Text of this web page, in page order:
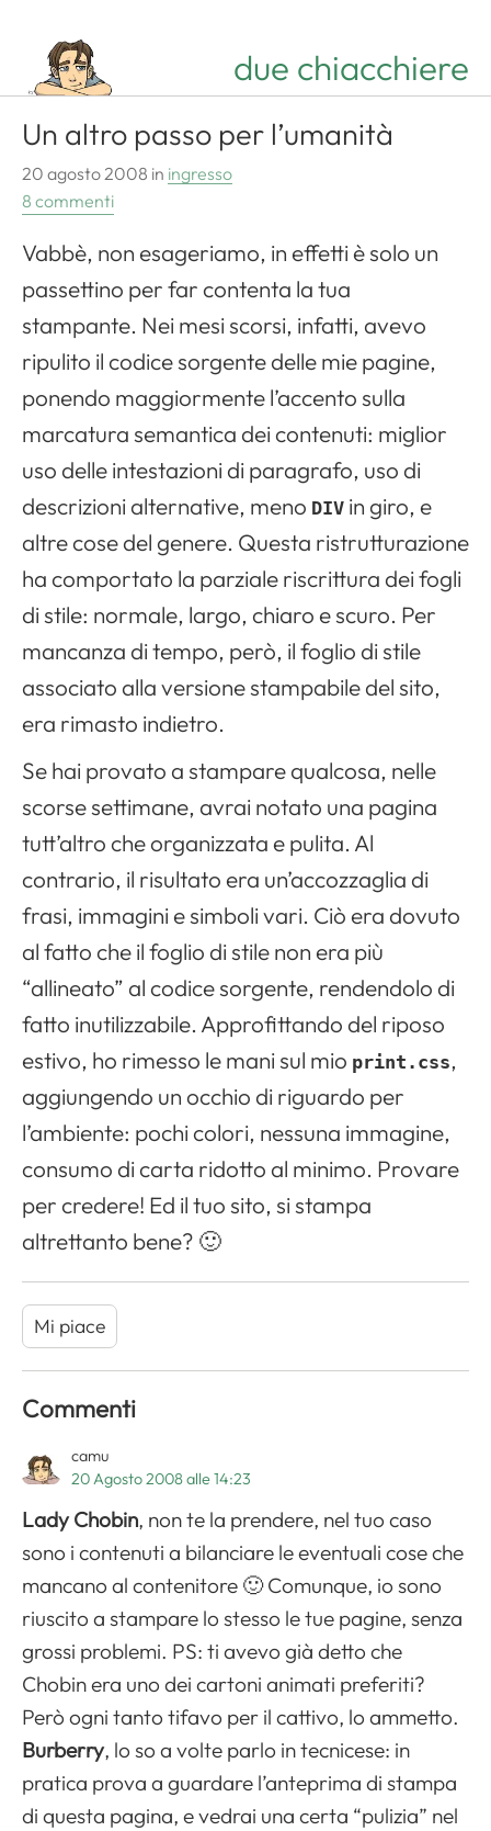
due chiacchiere
Un altro passo per l’umanità
20 agosto 2008 in ingresso
8 commenti
Vabbè, non esageriamo, in effetti è solo un
passettino per far contenta la tua
stampante. Nei mesi scorsi, infatti, avevo
ripulito il codice sorgente delle mie pagine,
ponendo maggiormente l’accento sulla
marcatura semantica dei contenuti: miglior
uso delle intestazioni di paragrafo, uso di
descrizioni alternative, meno DIV in giro, e
altre cose del genere. Questa ristrutturazione
ha comportato la parziale riscrittura dei fogli
di stile: normale, largo, chiaro e scuro. Per
mancanza di tempo, però, il foglio di stile
associato alla versione stampabile del sito,
era rimasto indietro.
Se hai provato a stampare qualcosa, nelle
scorse settimane, avrai notato una pagina
tutt’altro che organizzata e pulita. Al
contrario, il risultato era un’accozzaglia di
frasi, immagini e simboli vari. Ciò era dovuto
al fatto che il foglio di stile non era più
“allineato” al codice sorgente, rendendolo di
fatto inutilizzabile. Approfittando del riposo
estivo, ho rimesso le mani sul mio print.css,
aggiungendo un occhio di riguardo per
l’ambiente: pochi colori, nessuna immagine,
consumo di carta ridotto al minimo. Provare
per credere! Ed il tuo sito, si stampa
altrettanto bene? 🙂
Mi piace
Commenti
camu
20 Agosto 2008 alle 14:23
Lady Chobin, non te la prendere, nel tuo caso
sono i contenuti a bilanciare le eventuali cose che
mancano al contenitore 🙂 Comunque, io sono
riuscito a stampare lo stesso le tue pagine, senza
grossi problemi. PS: ti avevo già detto che
Chobin era uno dei cartoni animati preferiti?
Però ogni tanto tifavo per il cattivo, lo ammetto.
Burberry, lo so a volte parlo in tecnicese: in
pratica prova a guardare l’anteprima di stampa
di questa pagina, e vedrai una certa “pulizia” nel